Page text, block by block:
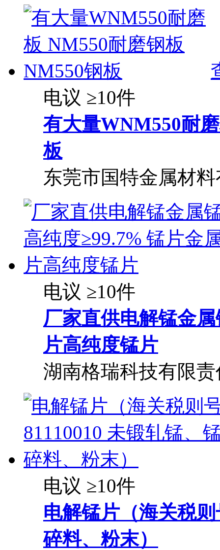
电议 ≥10件
有大量WNM550耐
板
东莞市国特金属材
电议 ≥10件
厂家直供电解锰金
片高纯度锰片
湖南格瑞科技有限
电议 ≥10件
电解锰片（海关税
碎料、粉末）